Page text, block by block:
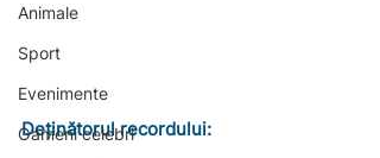
Animale
Sport
Evenimente
Oameni celebri
Deținătorul recordului: